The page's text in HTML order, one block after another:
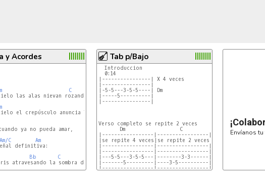
y Acordes
C
Am
las alas nievan rozando el aguardiente del amor
el crepúsculo anuncia lo quirúrgico de tus silencios.
ya no pueda amar,
Am/C
Am
definitiva:
Bb C Am
Dm
atravesando la sombra de un corazón de un corazón
Tab p/Bajo
  Introduccion
  0:14
|----------------| X 4 veces
|----------------|
|-5-5---3-5-5----| Dm
|-----5----------|
|----------------|
Verso completo se repite 2 veces
       Dm                  C                 Am
|-----------------|-----------------
|se repite 4 veces|se repite 2 veces| se repite 2
|-----------------|-----------------
|-----------------|-----------------
|---5-5---3-5-5---|--------3-3------
|-------5---------|----3-5----------|------0-3-5-
|-----------------|-----------------
Envíanos